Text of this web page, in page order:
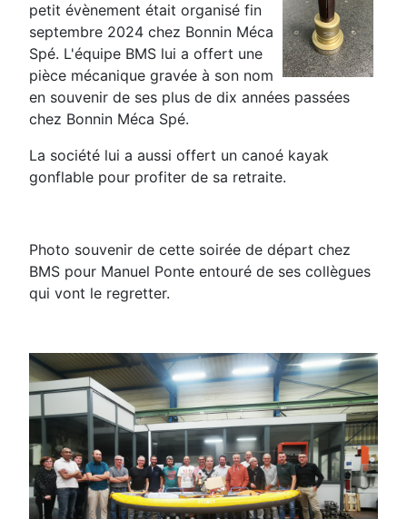
petit évènement était organisé fin
septembre 2024 chez Bonnin Méca
Spé. L'équipe BMS lui a offert une
pièce mécanique gravée à son nom
en souvenir de ses plus de dix années passées
chez Bonnin Méca Spé.
La société lui a aussi offert un canoé kayak
gonflable pour profiter de sa retraite.
Photo souvenir de cette soirée de départ chez
BMS pour Manuel Ponte entouré de ses collègues
qui vont le regretter.